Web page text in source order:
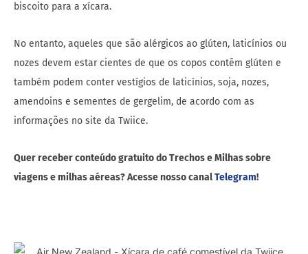
biscoito para a xícara.
No entanto, aqueles que são alérgicos ao glúten, laticínios ou
nozes devem estar cientes de que os copos contêm glúten e
também podem conter vestígios de laticínios, soja, nozes,
amendoins e sementes de gergelim, de acordo com as
informações no site da Twiice.
Quer receber conteúdo gratuito do Trechos e Milhas sobre
viagens e milhas aéreas? Acesse nosso canalTelegram!